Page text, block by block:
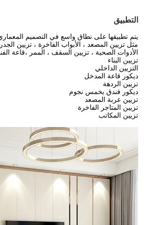
التطبيق
يتم تطبيقها على نطاق واسع في التصميم المعماري
مثل تزيين المصعد ، الأبواب الفاخرة ، تزيين
الأدوات الصحية ، تزيين السقف ، الممر ،قاعة
تزيين البناء
التزيين الداخلي
ديكور قاعة المدخل
تزيين الردهة
ديكور فندق بخمس نجوم
تزيين عربة المصعد
تزيين المتاجر الفاخرة
تزيين المكاتب